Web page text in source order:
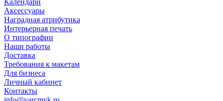
Календари
Аксессуары
Наградная атрибутика
Интерьерная печать
О типографии
Наши работы
Доставка
Требования к макетам
Для бизнеса
Личный кабинет
Контакты